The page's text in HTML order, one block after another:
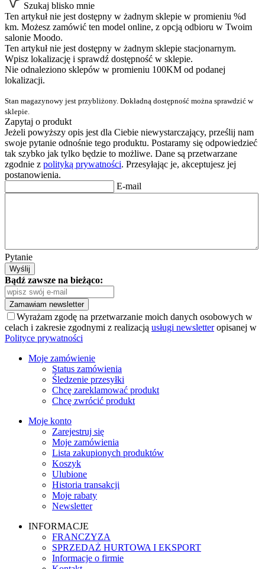
Szukaj blisko mnie
Ten artykuł nie jest dostępny w żadnym sklepie w promieniu %d
km. Możesz zamówić ten model online, z opcją odbioru w Twoim
salonie Moodo.
Ten artykuł nie jest dostępny w żadnym sklepie stacjonarnym.
Wpisz lokalizację i sprawdź dostępność w sklepie.
Nie odnaleziono sklepów w promieniu 100KM od podanej
lokalizacji.
Stan magazynowy jest przybliżony. Dokładną dostępność można sprawdzić w
sklepie.
Zapytaj o produkt
Jeżeli powyższy opis jest dla Ciebie niewystarczający, prześlij nam
swoje pytanie odnośnie tego produktu. Postaramy się odpowiedzieć
tak szybko jak tylko będzie to możliwe. Dane są przetwarzane
zgodnie z polityką prywatności. Przesyłając je, akceptujesz jej
postanowienia.
E-mail
Pytanie
Wyślij
Bądź zawsze na bieżąco:
Zamawiam newsletter
Wyrażam zgodę na przetwarzanie moich danych osobowych w
celach i zakresie zgodnymi z realizacją usługi newsletteropisanej w
Polityce prywatności
Moje zamówienie
Status zamówienia
Śledzenie przesyłki
Chcę zareklamować produkt
Chcę zwrócić produkt
Moje konto
Zarejestruj się
Moje zamówienia
Lista zakupionych produktów
Koszyk
Ulubione
Historia transakcji
Moje rabaty
Newsletter
INFORMACJE
FRANCZYZA
SPRZEDAŻ HURTOWA I EKSPORT
Informacje o firmie